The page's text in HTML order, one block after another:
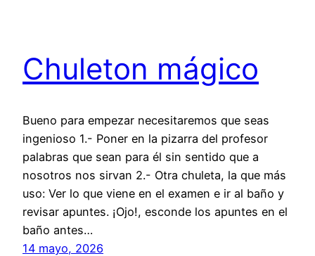
Chuleton mágico
Bueno para empezar necesitaremos que seas
ingenioso 1.- Poner en la pizarra del profesor
palabras que sean para él sin sentido que a
nosotros nos sirvan 2.- Otra chuleta, la que más
uso: Ver lo que viene en el examen e ir al baño y
revisar apuntes. ¡Ojo!, esconde los apuntes en el
baño antes…
14 mayo, 2026